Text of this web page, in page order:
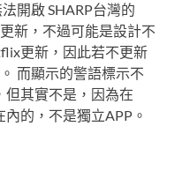
開啟 SHARP台灣的
新，不過可能是設計不
更新，因此若不更新
而顯示的警語標示不
其實不是，因為在
的，不是獨立APP。